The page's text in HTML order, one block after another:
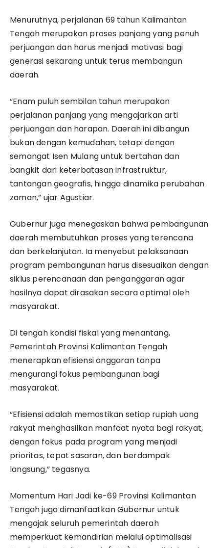
Menurutnya, perjalanan 69 tahun Kalimantan
Tengah merupakan proses panjang yang penuh
perjuangan dan harus menjadi motivasi bagi
generasi sekarang untuk terus membangun
daerah.
“Enam puluh sembilan tahun merupakan
perjalanan panjang yang mengajarkan arti
perjuangan dan harapan. Daerah ini dibangun
bukan dengan kemudahan, tetapi dengan
semangat Isen Mulang untuk bertahan dan
bangkit dari keterbatasan infrastruktur,
tantangan geografis, hingga dinamika perubahan
zaman,” ujar Agustiar.
Gubernur juga menegaskan bahwa pembangunan
daerah membutuhkan proses yang terencana
dan berkelanjutan. Ia menyebut pelaksanaan
program pembangunan harus disesuaikan dengan
siklus perencanaan dan penganggaran agar
hasilnya dapat dirasakan secara optimal oleh
masyarakat.
Di tengah kondisi fiskal yang menantang,
Pemerintah Provinsi Kalimantan Tengah
menerapkan efisiensi anggaran tanpa
mengurangi fokus pembangunan bagi
masyarakat.
“Efisiensi adalah memastikan setiap rupiah uang
rakyat menghasilkan manfaat nyata bagi rakyat,
dengan fokus pada program yang menjadi
prioritas, tepat sasaran, dan berdampak
langsung,” tegasnya.
Momentum Hari Jadi ke-69 Provinsi Kalimantan
Tengah juga dimanfaatkan Gubernur untuk
mengajak seluruh pemerintah daerah
memperkuat kemandirian melalui optimalisasi